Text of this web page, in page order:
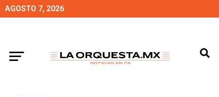
AGOSTO 7, 2026